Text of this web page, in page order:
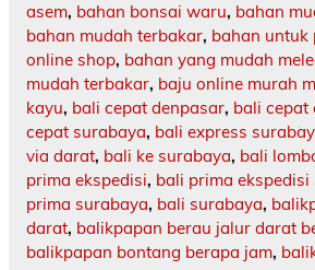
asem, bahan bonsai waru, bahan
bahan mudah terbakar, bahan untuk
online shop, bahan yang mudah
mudah terbakar, baju online murah
kayu, bali cepat denpasar, bali cepat
cepat surabaya, bali express
via darat, bali ke surabaya, bali
prima ekspedisi, bali prima ekspedisi
prima surabaya, bali surabaya,
darat, balikpapan berau jalur darat
balikpapan bontang berapa jam,